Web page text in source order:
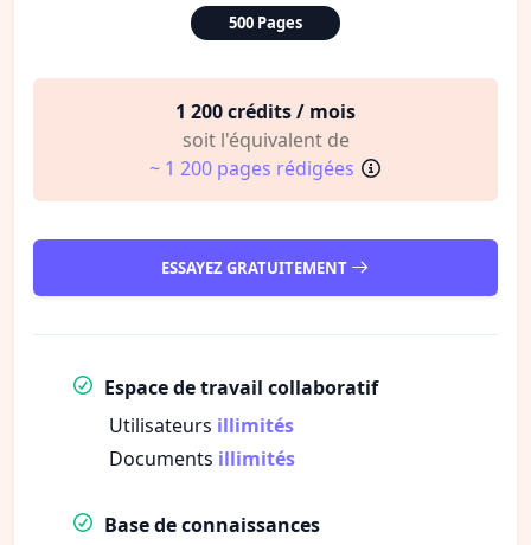
500 Pages
1 200 crédits / mois
soit l'équivalent de
~ 1 200 pages rédigées
ESSAYEZ GRATUITEMENT
Espace de travail collaboratif
Utilisateurs illimités
Documents illimités
Base de connaissances